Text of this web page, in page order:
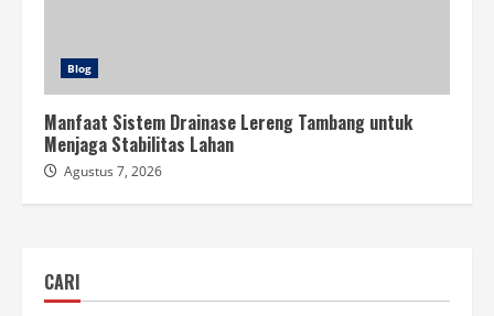
Blog
Manfaat Sistem Drainase Lereng Tambang untuk
Menjaga Stabilitas Lahan
Agustus 7, 2026
CARI